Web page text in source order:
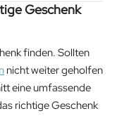
Geschenk
finden. Sollten
nicht weiter geholfen
eine umfassende
richtige Geschenk